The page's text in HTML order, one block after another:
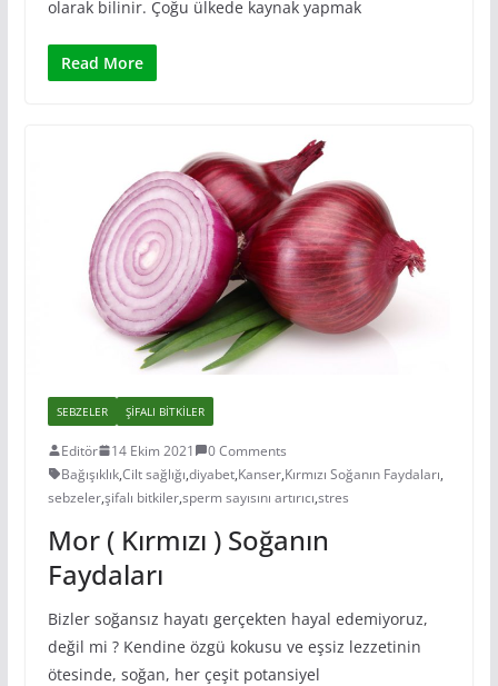
olarak bilinir. Çoğu ülkede kaynak yapmak
Read More
SEBZELER ŞIFALI BITKILER
Editör 14 Ekim 2021
0 Comments
Bağışıklık,Cilt sağlığı,diyabet,Kanser,Kırmızı Soğanın Faydaları,
sebzeler,şifalı bitkiler,sperm sayısını artırıcı,stres
Mor ( Kırmızı ) Soğanın
Faydaları
Bizler soğansız hayatı gerçekten hayal edemiyoruz,
değil mi ? Kendine özgü kokusu ve eşsiz lezzetinin
ötesinde, soğan, her çeşit potansiyel